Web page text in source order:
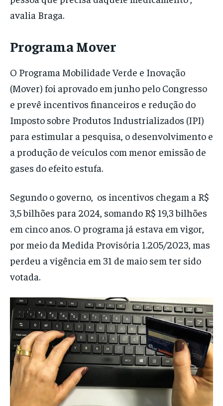
avalia Braga.
Programa Mover
O Programa Mobilidade Verde e Inovação
(Mover) foi aprovado em junho pelo Congresso
e prevê incentivos financeiros e redução do
Imposto sobre Produtos Industrializados (IPI)
para estimular a pesquisa, o desenvolvimento e
a produção de veículos com menor emissão de
gases do efeito estufa.
Segundo o governo, os incentivos chegam a R$
3,5 bilhões para 2024, somando R$ 19,3 bilhões
em cinco anos. O programa já estava em vigor,
por meio da Medida Provisória 1.205/2023, mas
perdeu a vigência em 31 de maio sem ter sido
votada.